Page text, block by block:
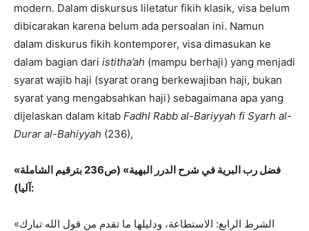
modern. Dalam diskursus liletatur fikih klasik, visa belum
dibicarakan karena belum ada persoalan ini. Namun
dalam diskurus fikih kontemporer, visa dimasukan ke
dalam bagian dari istitha’ah (mampu berhaji) yang menjadi
syarat wajib haji (syarat orang berkewajiban haji, bukan
syarat yang mengabsahkan haji) sebagaimana apa yang
dijelaskan dalam kitab Fadhl Rabb al-Bariyyah fi Syarh al-
Durar al-Bahiyyah (236),
«فضل رب البرية في شرح الدرر البهية» (ص236 بترقيم الشاملة
آليا):
«الشرط الرابع: الاستطاعة، ودليلها ما تقدم من قول الله تبارك